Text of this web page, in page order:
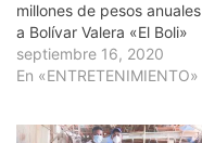
millones de pesos anuales
a Bolívar Valera «El Boli»
septiembre 16, 2020
En «ENTRETENIMIENTO»